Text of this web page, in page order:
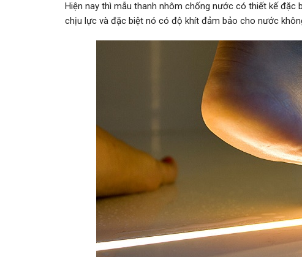
Hiện nay thì mẫu thanh nhôm chống nước có thiết kế
chịu lực và đặc biệt nó có độ khít đảm bảo cho nước